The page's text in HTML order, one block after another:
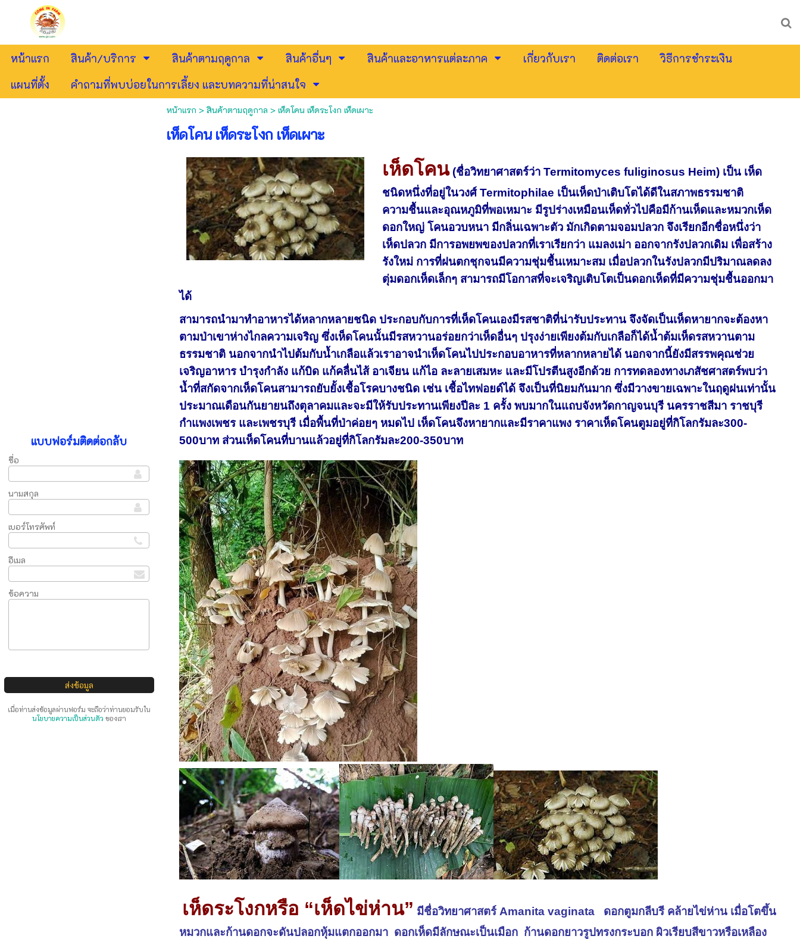
หน้าแรก สินค้า/บริการ สินค้าตามฤดูกาล สินค้าอื่นๆ สินค้าและอาหารแต่ละภาค เกี่ยวกับเรา ติดต่อเรา
วิธีการชำระเงิน
แผนที่ตั้ง
คำถามที่พบบ่อยในการเลี้ยง และบทความที่น่าสนใจ
แบบฟอร์มติดต่อกลับ
ชื่อ
นามสกุล
เบอร์โทรศัพท์
อีเมล
ข้อความ
เมื่อท่านส่งข้อมูลผ่านฟอร์ม จะถือว่าท่านยอมรับใน
นโยบายความเป็นส่วนตัว ของเรา
หน้าแรก > สินค้าตามฤดูกาล > เห็ดโคน เห็ดระโงก เห็ดเผาะ
เห็ดโคน เห็ดระโงก เห็ดเผาะ
เห็ดโคน(ชื่อวิทยาศาสตร์ว่า Termitomyces fuliginosus Heim) เป็น เห็ด
ชนิดหนึ่งที่อยู่ในวงศ์ Termitophilae เป็นเห็ดป่าเติบโตได้ดีในสภาพธรรมชาติ
ความชื้นและอุณหภูมิที่พอเหมาะ มีรูปร่างเหมือนเห็ดทั่วไปคือมีก้านเห็ดและหมวกเห็ด
ดอกใหญ่ โคนอวบหนา มีกลิ่นเฉพาะตัว มักเกิดตามจอมปลวก จึงเรียกอีกชื่อหนึ่งว่า
เห็ดปลวก มีการอพยพของปลวกที่เราเรียกว่า แมลงเม่า ออกจากรังปลวกเดิม เพื่อสร้าง
รังใหม่ การที่ฝนตกชุกจนมีความชุ่มชื้นเหมาะสม เมื่อปลวกในรังปลวกมีปริมาณลดลง
ตุ่มดอกเห็ดเล็กๆ สามารถมีโอกาสที่จะเจริญเติบโตเป็นดอกเห็ดที่มีความชุ่มชื้นออกมา
ได้
สามารถนำมาทำอาหารได้หลากหลายชนิด ประกอบกับการที่เห็ดโคนเองมีรสชาติที่น่ารับประทาน จึงจัดเป็นเห็ดหายากจะต้องหา
ตามป่าเขาห่างไกลความเจริญ ซึ่งเห็ดโคนนั้นมีรสหวานอร่อยกว่าเห็ดอื่นๆ ปรุงง่ายเพียงต้มกับเกลือก็ได้น้ำต้มเห็ดรสหวานตาม
ธรรมชาติ นอกจากนำไปต้มกับน้ำเกลือแล้วเราอาจนำเห็ดโคนไปประกอบอาหารที่หลากหลายได้ นอกจากนี้ยังมีสรรพคุณช่วย
เจริญอาหาร บำรุงกำลัง แก้บิด แก้คลื่นไส้ อาเจียน แก้ไอ ละลายเสมหะ และมีโปรตีนสูงอีกด้วย การทดลองทางเภสัชศาสตร์พบว่า
น้ำที่สกัดจากเห็ดโคนสามารถยับยั้งเชื้อโรคบางชนิด เช่น เชื้อไทฟอยด์ได้ จึงเป็นที่นิยมกันมาก ซึ่งมีวางขายเฉพาะในฤดูฝนเท่านั้น
ประมาณเดือนกันยายนถึงตุลาคมและจะมีให้รับประทานเพียงปีละ 1 ครั้ง พบมากในแถบจังหวัดกาญจนบุรี นครราชสีมา ราชบุรี
กำแพงเพชร​ และเพชรบุรี เมื่อพื้นที่ป่าค่อยๆ หมดไป เห็ดโคนจึงหายากและมีราคาแพง ราคาเห็ดโคนตูมอยู่ที่กิโลกรัมละ300-
500บาท​ ​ส่วนเห็ดโคนที่บานแล้วอยู่ที่กิโลกรัมละ200-350บาท
เห็ดระโงกหรือ “เห็ดไข่ห่าน” มีชื่อวิทยาศาสตร์ Amanita vaginata ดอกตูมกลีบรี คล้ายไข่ห่าน เมื่อโตขึ้น
หมวกและก้านดอกจะดันปลอกหุ้มแตกออกมา ดอกเห็ดมีลักษณะเป็นเมือก ก้านดอกยาวรูปทรงกระบอก ผิวเรียบสีขาวหรือเหลือง